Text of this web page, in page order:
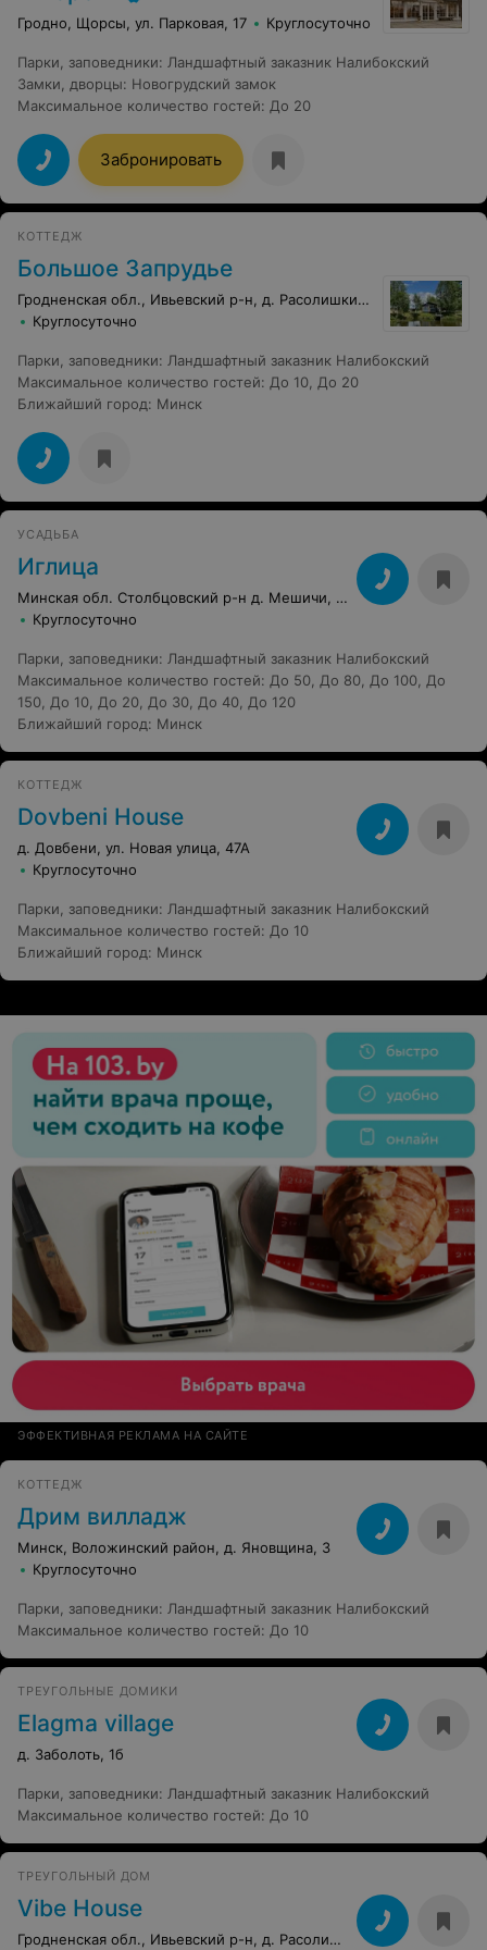
Гродно, Щорсы, ул. Парковая, 17 Круглосуточно
Парки, заповедники: Ландшафтный заказник Налибокский
Замки, дворцы: Новогрудский замок
Максимальное количество гостей: До 20
Забронировать
КОТТЕДЖ
Большое Запрудье
Гродненская обл., Ивьевский р-н, д. Расолишки, 4
Круглосуточно
Парки, заповедники: Ландшафтный заказник Налибокский
Максимальное количество гостей: До 10, До 20
Ближайший город: Минск
УСАДЬБА
Иглица
Минская обл. Столбцовский р-н д. Мешичи, 73
Круглосуточно
Парки, заповедники: Ландшафтный заказник Налибокский
Максимальное количество гостей: До 50, До 80, До 100, До
150, До 10, До 20, До 30, До 40, До 120
Ближайший город: Минск
КОТТЕДЖ
Dovbeni House
д. Довбени, ул. Новая улица, 47А
Круглосуточно
Парки, заповедники: Ландшафтный заказник Налибокский
Максимальное количество гостей: До 10
Ближайший город: Минск
ЭФФЕКТИВНАЯ РЕКЛАМА НА САЙТЕ
КОТТЕДЖ
Дрим вилладж
Минск, Воложинский район, д. Яновщина, 3
Круглосуточно
Парки, заповедники: Ландшафтный заказник Налибокский
Максимальное количество гостей: До 10
ТРЕУГОЛЬНЫЕ ДОМИКИ
Elagma village
д. Заболоть, 1б
Парки, заповедники: Ландшафтный заказник Налибокский
Максимальное количество гостей: До 10
ТРЕУГОЛЬНЫЙ ДОМ
Vibe House
Гродненская обл., Ивьевский р-н, д. Расолишки